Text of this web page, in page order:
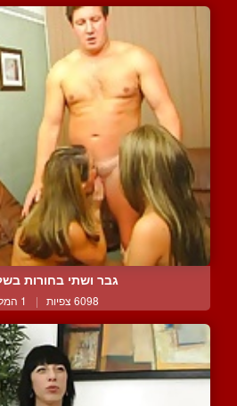
גבר ושתי בחורות
6098 צפיות | 1 המלצות